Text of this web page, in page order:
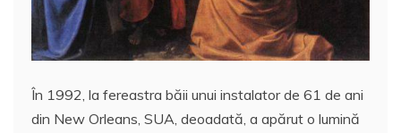
În 1992, la fereastra băii unui instalator de 61 de ani
din New Orleans, SUA, deoadată, a apărut o lumină